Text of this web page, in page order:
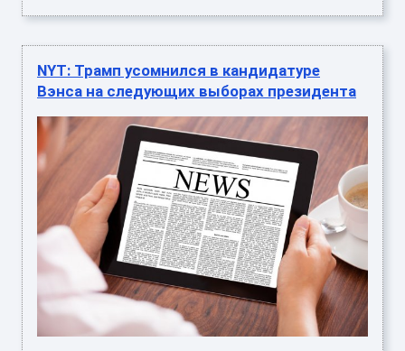
NYT: Трамп усомнился в кандидатуре
Вэнса на следующих выборах президента